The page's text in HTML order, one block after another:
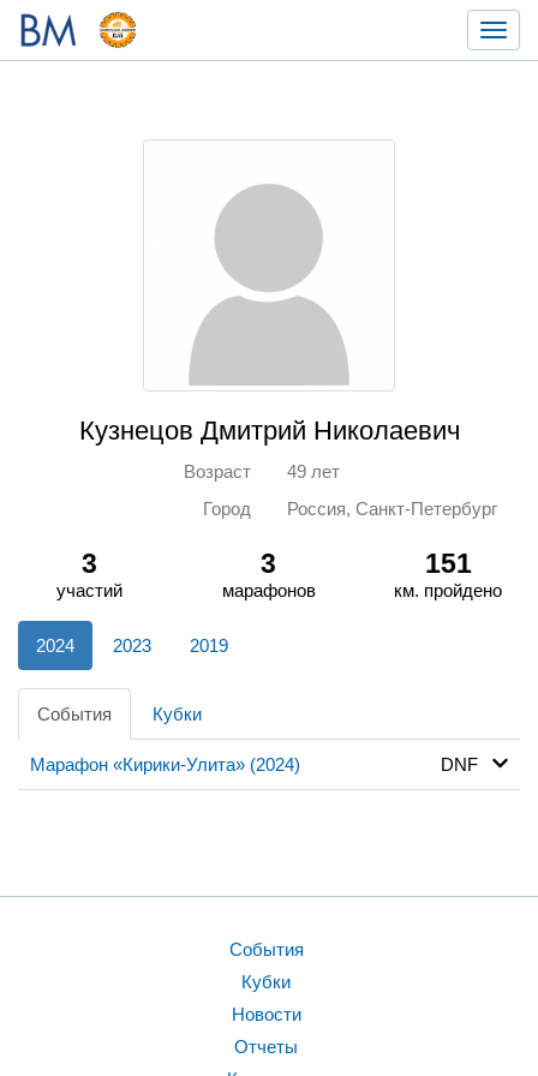
Кузнецов Дмитрий Николаевич
Возраст
49 лет
Город
Россия, Санкт-Петербург
3
участий
3
марафонов
151
км. пройдено
2024 2023 2019
События Кубки
Марафон «Кирики-Улита» (2024) DNF
События
Кубки
Новости
Отчеты